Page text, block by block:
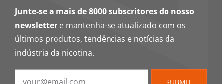
Junte-se a mais de 8000 subscritores do nosso
newslettere mantenha-se atualizado com os
últimos produtos, tendências e notícias da
indústria da nicotina.
SUBMIT